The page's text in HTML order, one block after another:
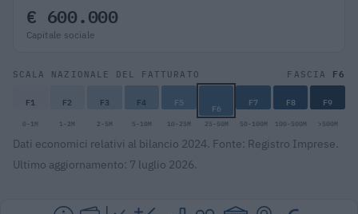
€ 600.000
Capitale sociale
SCALA NAZIONALE DEL FATTURATO FASCIA F6
F1 F2 F3 F4 F5 F6 F7 F8 F9
0-1M 1-2M 2-5M 5-10M 10-25M 25-50M 50-100M 100-500M >500M
Dati economici relativi al bilancio 2024. Fonte: Registro Imprese.
Ultimo aggiornamento: 7 luglio 2026.